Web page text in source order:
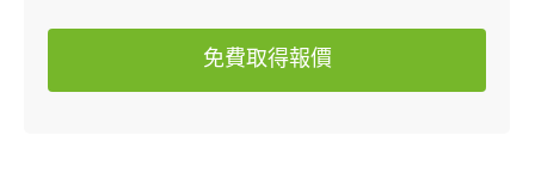
免費取得報價